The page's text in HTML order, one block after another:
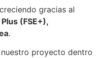
gracias al
(FSE+),
.
proyecto dentro